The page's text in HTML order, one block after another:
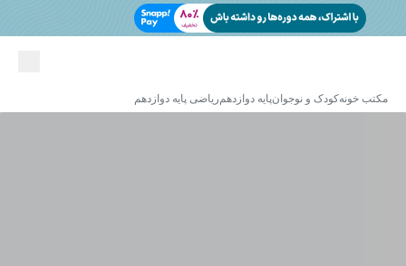
مکتب خونهکودک و نوجوانپایه دوازدهمریاضی پایه دوازدهم